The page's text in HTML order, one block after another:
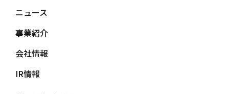
ニュース
事業紹介
会社情報
IR情報